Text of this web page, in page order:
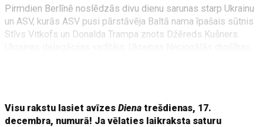
Pirmdien Berlīnē noslēdzās divu dienu sarunas starp Ukrainu
un ASV, kurās ASV pusi pārstāvēja Baltā nama īpašais sūtnis
Stīvs Vitkofs un Donalda Trampa znots Džēreds Kušners.
Visu rakstu lasiet avīzesDiena trešdienas, 17.
decembra, numurā! Ja vēlaties laikraksta saturu